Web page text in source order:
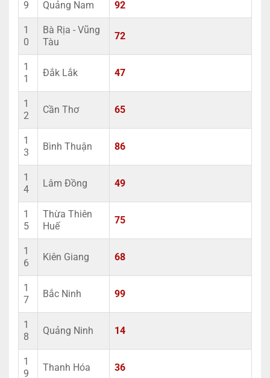
9 Quảng Nam 92
1
0
Bà Rịa - Vũng
Tàu
72
1
1
Đắk Lắk 47
1
2
Cần Thơ 65
1
3
Bình Thuận 86
1
4
Lâm Đồng 49
1
5
Thừa Thiên
Huế
75
1
6
Kiên Giang 68
1
7
Bắc Ninh 99
1
8
Quảng Ninh 14
1
9
Thanh Hóa 36